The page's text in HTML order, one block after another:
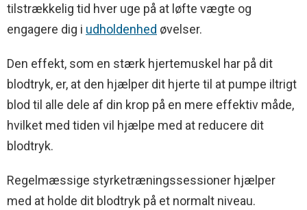
tilstrækkelig tid hver uge på at løfte vægte og
engagere dig i udholdenhed øvelser.
Den effekt, som en stærk hjertemuskel har på dit
blodtryk, er, at den hjælper dit hjerte til at pumpe iltrigt
blod til alle dele af din krop på en mere effektiv måde,
hvilket med tiden vil hjælpe med at reducere dit
blodtryk.
Regelmæssige styrketræningssessioner hjælper
med at holde dit blodtryk på et normalt niveau.